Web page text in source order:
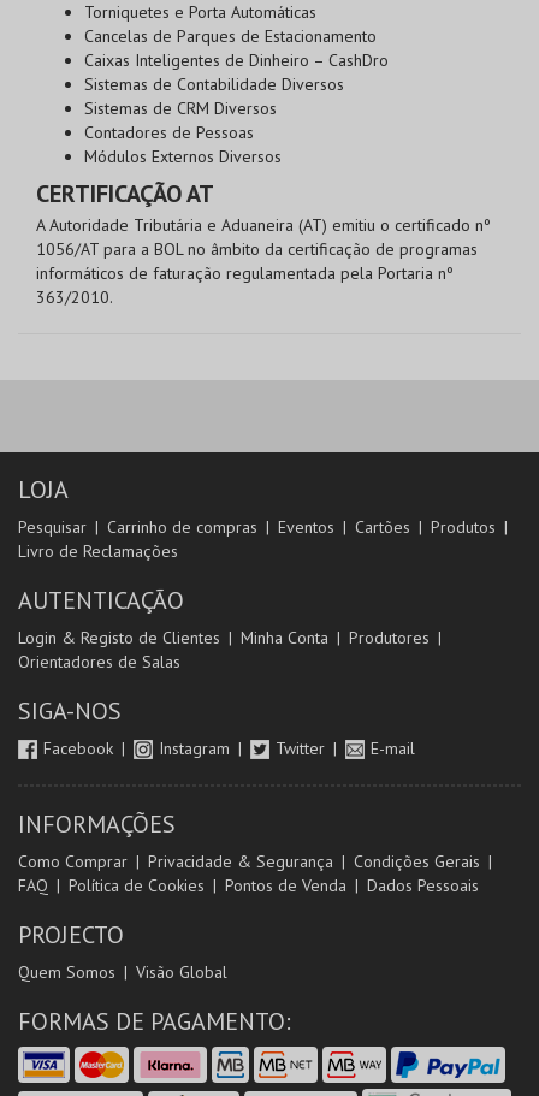
Torniquetes e Porta Automáticas
Cancelas de Parques de Estacionamento
Caixas Inteligentes de Dinheiro – CashDro
Sistemas de Contabilidade Diversos
Sistemas de CRM Diversos
Contadores de Pessoas
Módulos Externos Diversos
CERTIFICAÇÃO AT
A Autoridade Tributária e Aduaneira (AT) emitiu o certificado nº
1056/AT para a BOL no âmbito da certificação de programas
informáticos de faturação regulamentada pela Portaria nº
363/2010.
LOJA
Pesquisar Carrinho de compras Eventos Cartões
Produtos
Livro de Reclamações
AUTENTICAÇÃO
Login & Registo de Clientes Minha Conta
Produtores
Orientadores de Salas
SIGA-NOS
Facebook Instagram Twitter E-mail
INFORMAÇÕES
Como Comprar Privacidade & Segurança
Condições Gerais
FAQ
Política de Cookies Pontos de Venda Dados Pessoais
PROJECTO
Quem Somos Visão Global
FORMAS DE PAGAMENTO: